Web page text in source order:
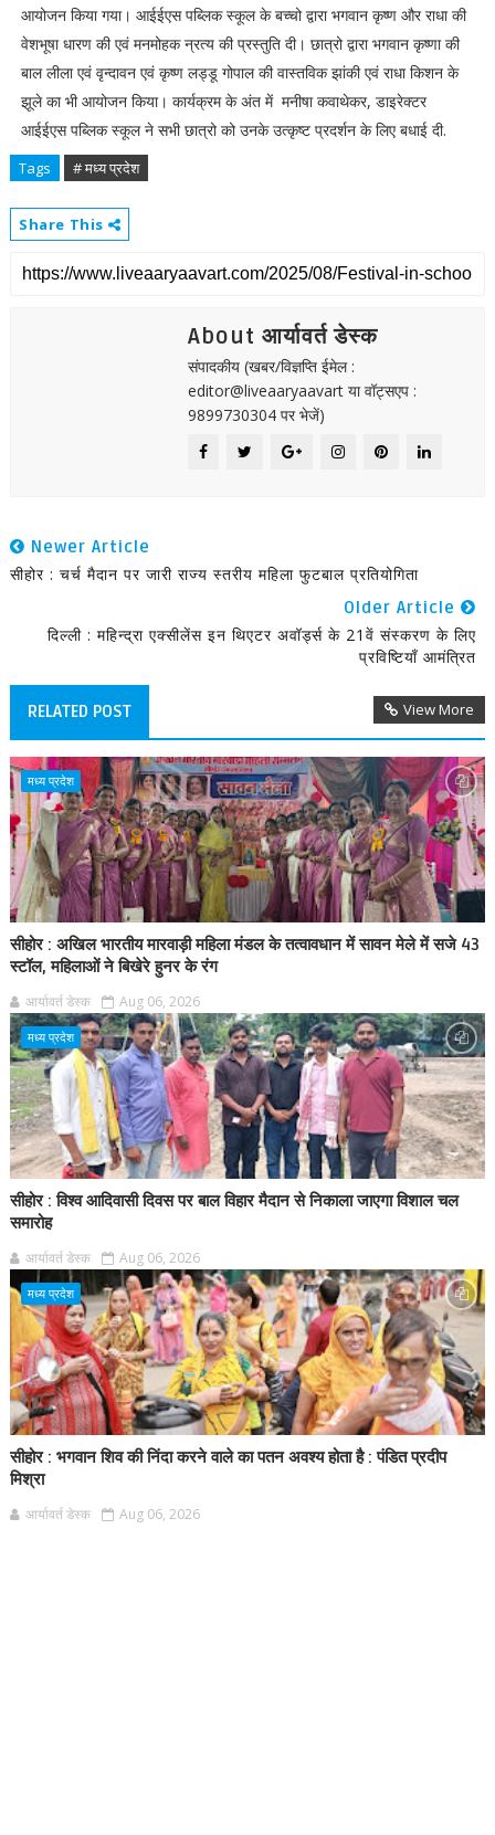
आयोजन किया गया। आईईएस पब्लिक स्कूल के बच्चो द्वारा भगवान कृष्ण और राधा की
वेशभूषा धारण की एवं मनमोहक न्रत्य की प्रस्तुति दी। छात्रो द्वारा भगवान कृष्णा की
बाल लीला एवं वृन्दावन एवं कृष्ण लड्डू गोपाल की वास्तविक झांकी एवं राधा किशन के
झूले का भी आयोजन किया। कार्यक्रम के अंत में मनीषा कवाथेकर, डाइरेक्टर
आईईएस पब्लिक स्कूल ने सभी छात्रो को उनके उत्कृष्ट प्रदर्शन के लिए बधाई दी.
Tags # मध्य प्रदेश
Share This
About आर्यावर्त डेस्क
संपादकीय (खबर/विज्ञप्ति ईमेल :
editor@liveaaryaavart या वॉट्सएप :
9899730304 पर भेजें)
Newer Article
सीहोर : चर्च मैदान पर जारी राज्य स्तरीय महिला फुटबाल प्रतियोगिता
Older Article
दिल्ली : महिन्द्रा एक्सीलेंस इन थिएटर अवॉर्ड्स के 21वें संस्करण के लिए
प्रविष्टियाँ आमंत्रित
RELATED POST View More
मध्य प्रदेश
सीहोर : अखिल भारतीय मारवाड़ी महिला मंडल के तत्वावधान में सावन मेले में सजे 43
स्टॉल, महिलाओं ने बिखेरे हुनर के रंग
आर्यावर्त डेस्क Aug 06, 2026
मध्य प्रदेश
सीहोर : विश्व आदिवासी दिवस पर बाल विहार मैदान से निकाला जाएगा विशाल चल
समारोह
आर्यावर्त डेस्क Aug 06, 2026
मध्य प्रदेश
सीहोर : भगवान शिव की निंदा करने वाले का पतन अवश्य होता है : पंडित प्रदीप
मिश्रा
आर्यावर्त डेस्क Aug 06, 2026